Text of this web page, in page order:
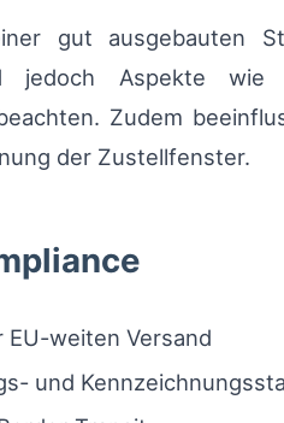
gut ausgebauten
jedoch Aspekte wie
Zudem
der Zustellfenster.
weiten Versand
und